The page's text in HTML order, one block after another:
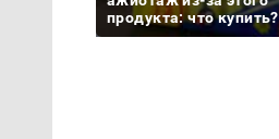
продукта: что купить?